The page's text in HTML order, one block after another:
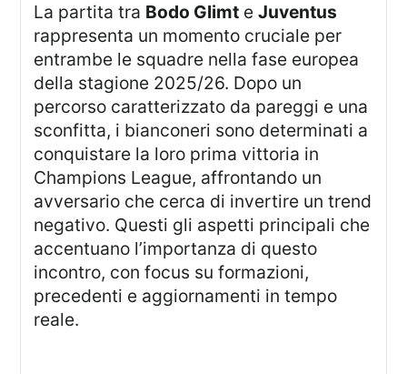
La partita tra Bodo Glimt eJuventus
rappresenta un momento cruciale per
entrambe le squadre nella fase europea
della stagione 2025/26. Dopo un
percorso caratterizzato da pareggi e una
sconfitta, i bianconeri sono determinati a
conquistare la loro prima vittoria in
Champions League, affrontando un
avversario che cerca di invertire un trend
negativo. Questi gli aspetti principali che
accentuano l’importanza di questo
incontro, con focus su formazioni,
precedenti e aggiornamenti in tempo
reale.